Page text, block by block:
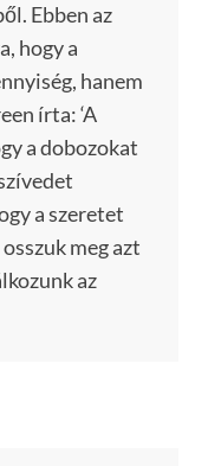
Ebben az
hogy a
hanem
írta: ‘A
a dobozokat
a szeretet
meg azt
az